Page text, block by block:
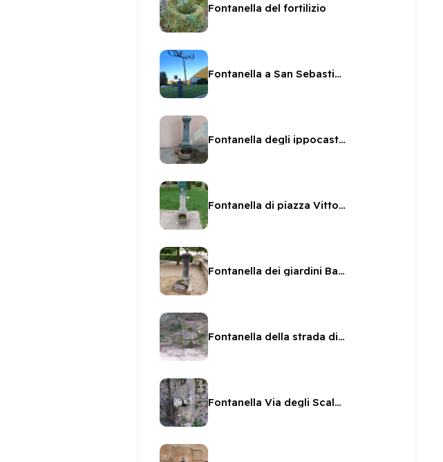
Fontanella del fortilizio
Fontanella a San Sebastiano
Fontanella degli ippocastani
Fontanella di piazza Vittoria
Fontanella dei giardini Baden Powell
Fontanella della strada di Monteluco
Fontanella Via degli Scaloni